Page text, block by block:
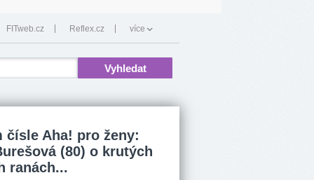
FITweb.cz Reflex.cz více
čísle Aha! pro ženy:
(80) o krutých
ranách...